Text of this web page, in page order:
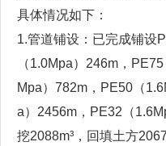
具体情况如下：
1.管道铺设：已完成铺设
（1.0Mpa）246m，
Mpa）782m，PE50（
a）2456m，PE32（
挖2088m³，回填土方